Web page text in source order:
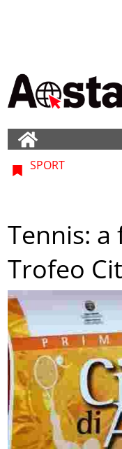
SPORT
Tennis:
Trofeo